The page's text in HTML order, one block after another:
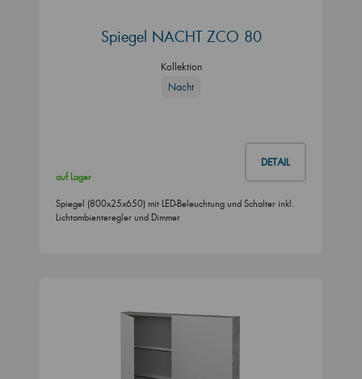
Spiegel NACHT ZCO 80
Kollektion
Nacht
DETAIL
auf Lager
Spiegel (800x25x650) mit LED-Beleuchtung und Schalter inkl.
Lichtambienteregler und Dimmer